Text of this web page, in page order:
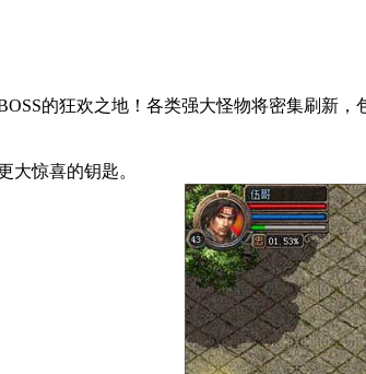
的狂欢之地！各类强大怪物将密集刷新
大惊喜的钥匙。